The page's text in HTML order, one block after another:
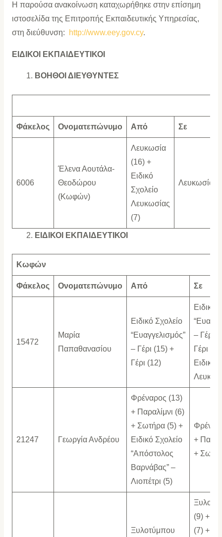
Η παρούσα ανακοίνωση καταχωρήθηκε στην επίσημη
ιστοσελίδα της Επιτροπής Εκπαιδευτικής Υπηρεσίας,
στη διεύθυνση:
http://www.eey.gov.cy.
ΕΙΔΙΚΟΙ ΕΚΠΑΙΔΕΥΤΙΚΟΙ
ΒΟΗΘΟΙ ΔΙΕΥΘΥΝΤΕΣ
Φάκελος Ονοματεπώνυμο Από Σε
6006
Έλενα Αουτάλα-
Θεοδώρου
(Κωφών)
Λευκωσία
(16) +
Ειδικό
Σχολείο
Λευκωσίας
(7)
Λευκωσία
ΕΙΔΙΚΟΙ ΕΚΠΑΙΔΕΥΤΙΚΟΙ
Κωφών
Φάκελος Ονοματεπώνυμο Από Σε
15472
Μαρία
Παπαθανασίου
Ειδικό Σχολείο
“Ευαγγελισμός”
– Γέρι (15) +
Γέρι (12)
Ειδικό
– Γέρι
Γέρι
Ειδικό
21247 Γεωργία Ανδρέου
Φρέναρος (13)
+ Παραλίμνι (6)
+ Σωτήρα (5) +
Ειδικό Σχολείο
“Απόστολος
Βαρνάβας” –
Λιοπέτρι (5)
+
+
Ξυλοτύμπου
(9) +
(7) +